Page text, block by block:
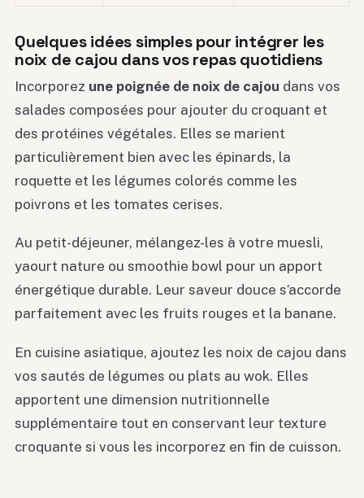
Quelques idées simples pour intégrer les
noix de cajou dans vos repas quotidiens
Incorporez une poignée de noix de cajou dans vos
salades composées pour ajouter du croquant et
des protéines végétales. Elles se marient
particulièrement bien avec les épinards, la
roquette et les légumes colorés comme les
poivrons et les tomates cerises.
Au petit-déjeuner, mélangez-les à votre muesli,
yaourt nature ou smoothie bowl pour un apport
énergétique durable. Leur saveur douce s’accorde
parfaitement avec les fruits rouges et la banane.
En cuisine asiatique, ajoutez les noix de cajou dans
vos sautés de légumes ou plats au wok. Elles
apportent une dimension nutritionnelle
supplémentaire tout en conservant leur texture
croquante si vous les incorporez en fin de cuisson.